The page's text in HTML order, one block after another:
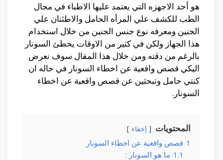
هو أحد الاجهزه التي يعتمد عليها الاطباء في مجال
الطب للكشف علي المرأه الحامل والاطئنان علي
الجنين ومعرفه نوع جنس الجنين من خلال استخدام
هذا الجهاز ولكن في كثير من الاوقات يخطئ السونار
بالرغم من دقته ومن خلال هذا المقال سوف نعرض
اليكي قصص واقعية عن اخطاء السونار في حاله ان
كنتي حامل وتبحثين عن قصص واقعية عن اخطاء
السونار.
المحتويات إخفاء
1 قصص واقعية عن اخطاء السونار
1.1 ما هو السونار :